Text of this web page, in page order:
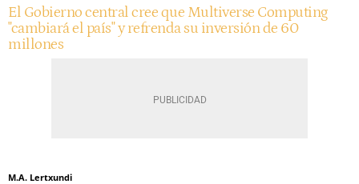
El Gobierno central cree que Multiverse Computing
"cambiará el país" y refrenda su inversión de 60
millones
M.A. Lertxundi